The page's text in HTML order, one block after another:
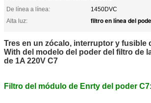
De línea a línea:
1450DVC
Alta luz:
filtro en línea del
Tres en un zócalo, interruptor y fusible
With del modelo del poder del filtro de
de 1A 220V C7
Filtro del módulo de Enrty del poder C7: